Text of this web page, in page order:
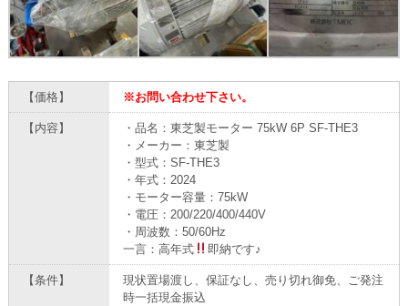
【価格】 ※お問い合わせ下さい。
【内容】
・品名：東芝製モーター 75kW 6P SF-THE3
・メーカー：東芝製
・型式：SF-THE3
・年式：2024
・モーター容量：75kW
・電圧：200/220/400/440V
・周波数：50/60Hz
一言：高年式
即納です♪
【条件】
現状置場渡し、保証なし、売り切れ御免、ご発注
時一括現金振込